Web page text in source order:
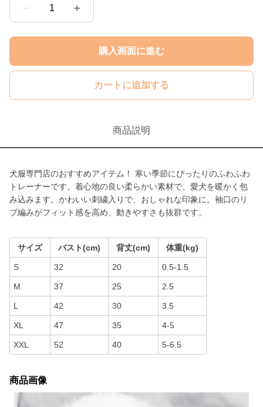
1
購入画面に進む
カートに追加する
商品説明
犬服専門店のおすすめアイテム！ 寒い季節にぴったりのふわふわ
トレーナーです。着心地の良い柔らかい素材で、愛犬を暖かく包
み込みます。かわいい刺繍入りで、おしゃれな印象に。袖口のリ
ブ編みがフィット感を高め、動きやすさも抜群です。
サイズ バスト(cm) 背丈(cm) 体重(kg)
S 32 20 0.5-1.5
M 37 25 2.5
L 42 30 3.5
XL 47 35 4-5
XXL 52 40 5-6.5
商品画像